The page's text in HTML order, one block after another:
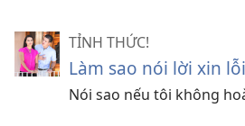
TỈNH THỨC!
Làm sao nói lời xin
Nói sao nếu tôi không